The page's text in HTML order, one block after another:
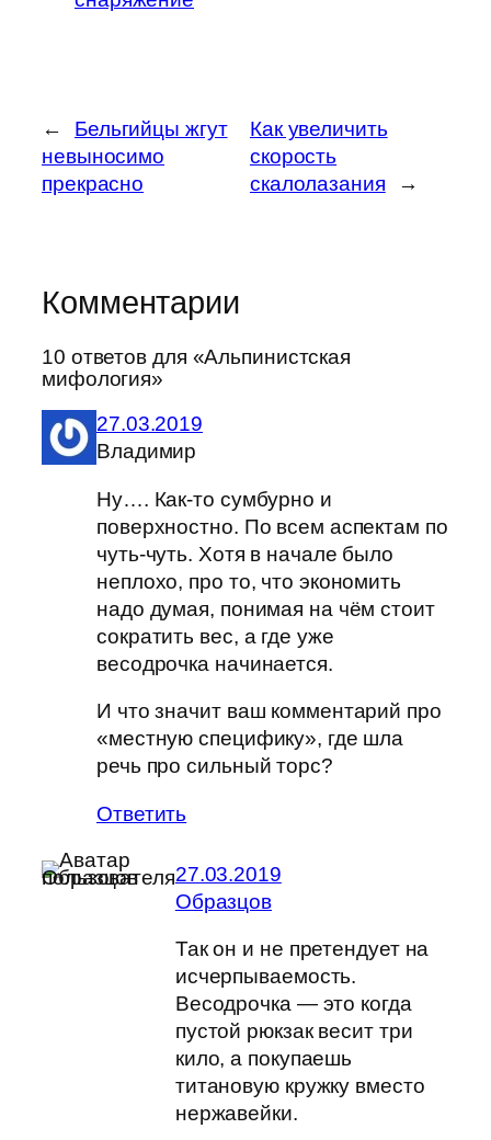
←
Бельгийцы жгут
невыносимо
прекрасно
Как увеличить
скорость
скалолазания
→
Комментарии
10 ответов для «Альпинистская
мифология»
27.03.2019
Владимир
Ну…. Как-то сумбурно и
поверхностно. По всем аспектам по
чуть-чуть. Хотя в начале было
неплохо, про то, что экономить
надо думая, понимая на чём стоит
сократить вес, а где уже
весодрочка начинается.
И что значит ваш комментарий про
«местную специфику», где шла
речь про сильный торс?
Ответить
27.03.2019
Образцов
Так он и не претендует на
исчерпываемость.
Весодрочка — это когда
пустой рюкзак весит три
кило, а покупаешь
титановую кружку вместо
нержавейки.